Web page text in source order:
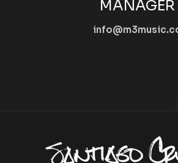
MANAGER